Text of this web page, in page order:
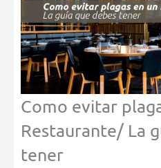
Como evitar
Restaurante/ La
tener